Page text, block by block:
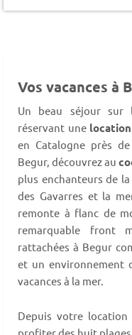
Vos vacances à
Un beau séjour sur
réservant une
en Catalogne près
Begur, découvrez au
plus enchanteurs de
des Gavarres et la
remonte à flanc de
remarquable front
rattachées à Begur
et un environnement
vacances à la mer.
Depuis votre